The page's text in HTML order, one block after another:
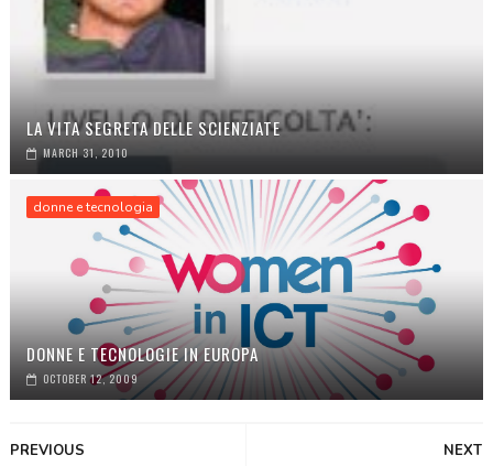
LA VITA SEGRETA DELLE SCIENZIATE
MARCH 31, 2010
donne e tecnologia
DONNE E TECNOLOGIE IN EUROPA
OCTOBER 12, 2009
NEXT
PREVIOUS